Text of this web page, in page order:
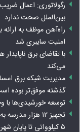
بین‌الملل صحت ندارد
راه‌آهن موظف به ارائه
امنیت سایبری شد
با تقاضای برق
می‌کند
مدیریت شبکه برق
گذشته موفق‌تر بوده
توسعه خورشیدی‌ها با
تجهیز ۱۲ هزار
۵ کیلوواتی تا پایان شهریور